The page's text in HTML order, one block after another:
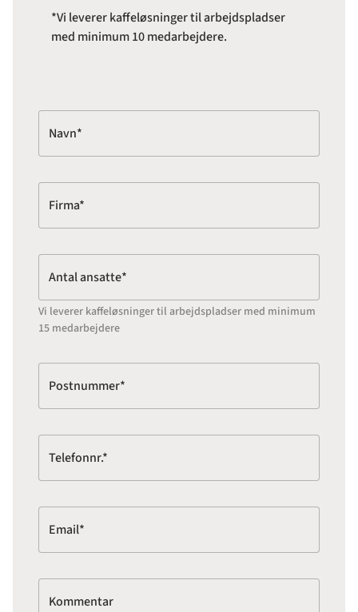
*Vi leverer kaffeløsninger til arbejdspladser
med minimum 10 medarbejdere.
Navn*
Firma*
Antal ansatte*
Vi leverer kaffeløsninger til arbejdspladser med minimum
15 medarbejdere
Postnummer*
Telefonnr.*
Email*
Kommentar